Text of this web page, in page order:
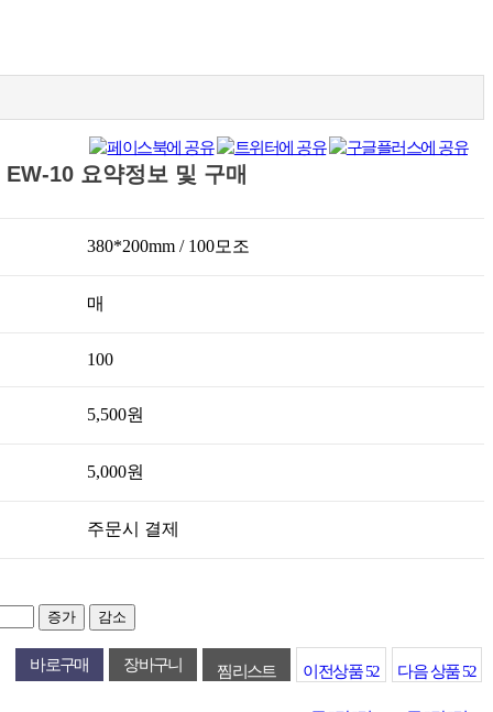
EW-10 요약정보 및 구매
380*200mm / 100모조
매
100
5,500원
5,000원
주문시 결제
증가 감소
찜리스트 이전상품52 다음 상품52